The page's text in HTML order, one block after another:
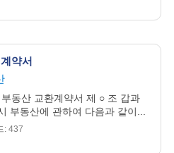
0000000
○○○
약서
동산 교환계약서 제 ○ 조 갑과
부동산에 관하여 다음과 같이...
: 437